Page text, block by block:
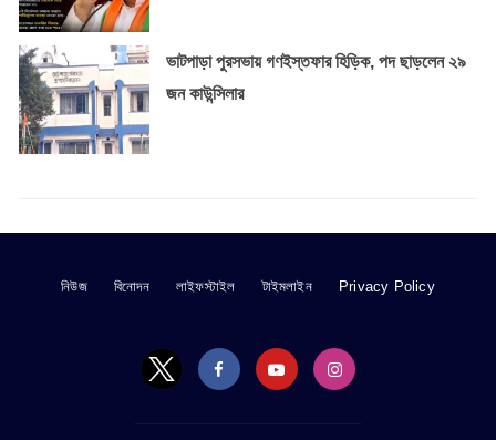
ভাটপাড়া পুরসভায় গণইস্তফার হিড়িক, পদ ছাড়লেন ২৯
জন কাউন্সিলার
নিউজ বিনোদন লাইফস্টাইল টাইমলাইন Privacy Policy